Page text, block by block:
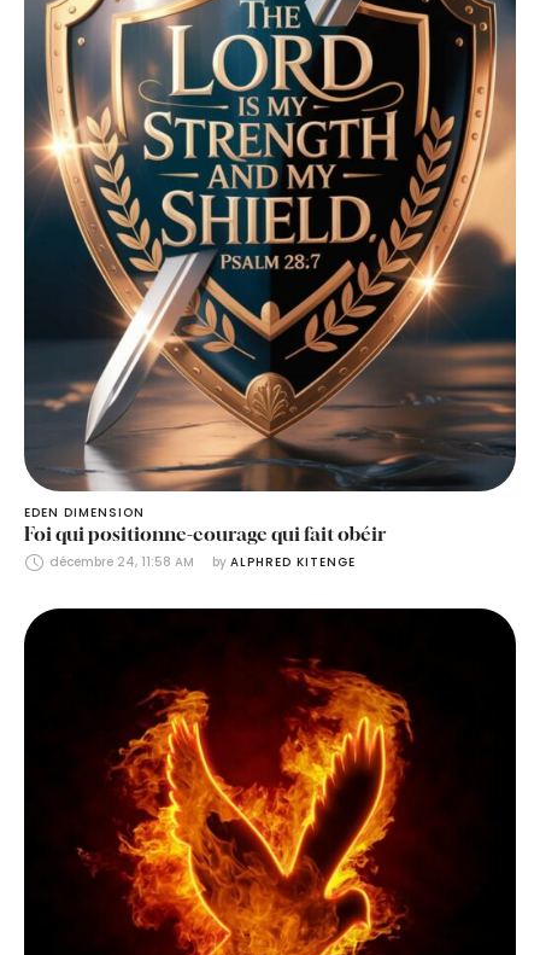
EDEN DIMENSION
Foi qui positionne-courage qui fait obéir
décembre 24, 11:58 AM by ALPHRED KITENGE